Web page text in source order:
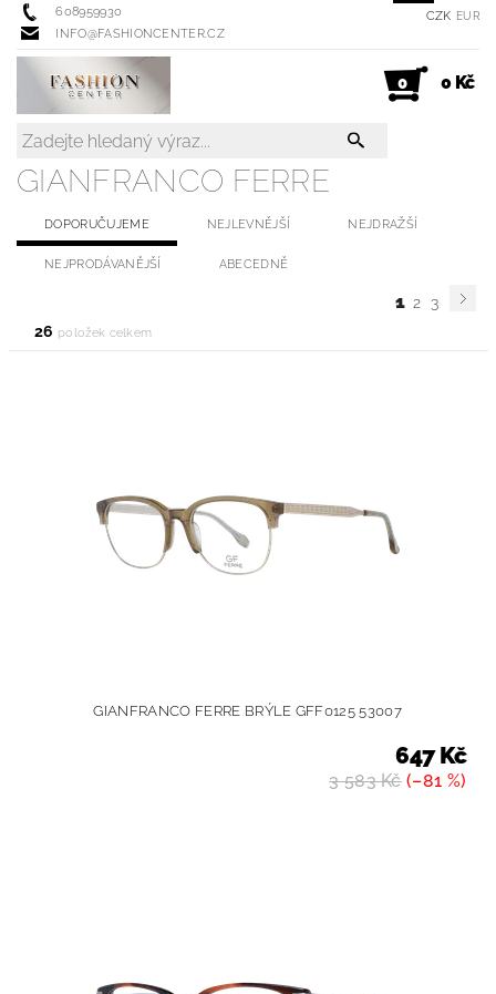
608959930
INFO@FASHIONCENTER.CZ
CZK EUR
0 0 Kč
GIANFRANCO FERRE
DOPORUČUJEME NEJLEVNĚJŠÍ NEJDRAŽŠÍ
NEJPRODÁVANĚJŠÍ ABECEDNĚ
1 2
3
26 položek celkem
GIANFRANCO FERRE BRÝLE GFF0125 53007
3 583 Kč(–81 %)
647 Kč